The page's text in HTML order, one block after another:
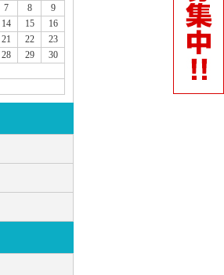
7 8
9
14 15
16
21 22
23
28 29
30